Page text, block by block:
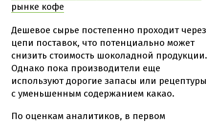
рынке кофе
Дешевое сырье постепенно проходит через
цепи поставок, что потенциально может
снизить стоимость шоколадной продукции.
Однако пока производители еще
используют дорогие запасы или рецептуры
с уменьшенным содержанием какао.
По оценкам аналитиков, в первом